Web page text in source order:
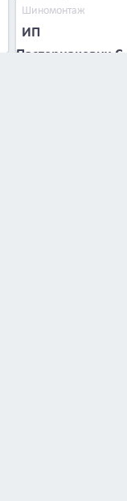
Шиномонтаж
ИП
Пастернакевич С.